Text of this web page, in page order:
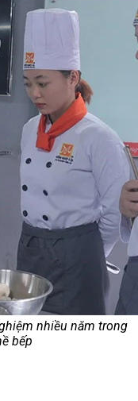
nhiều năm trong
bếp